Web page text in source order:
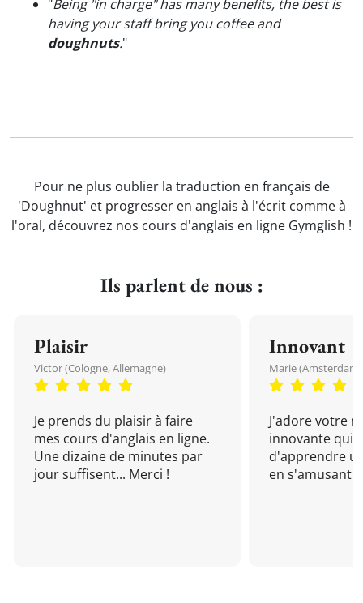
"Being "in charge" has many benefits, the best is
having your staff bring you coffee and
doughnuts."
Pour ne plus oublier la traduction en français de
'Doughnut' et progresser en anglais à l'écrit comme à
l'oral, découvrez nos cours d'anglais en ligne Gymglish !
Ils parlent de nous :
Plaisir
Victor (Cologne, Allemagne)
Je prends du plaisir à faire
mes cours d'anglais en ligne.
Une dizaine de minutes par
jour suffisent... Merci !
Innovant
Marie (Amsterdam,
J'adore votre
innovante qui
d'apprendre
en s'amusant !